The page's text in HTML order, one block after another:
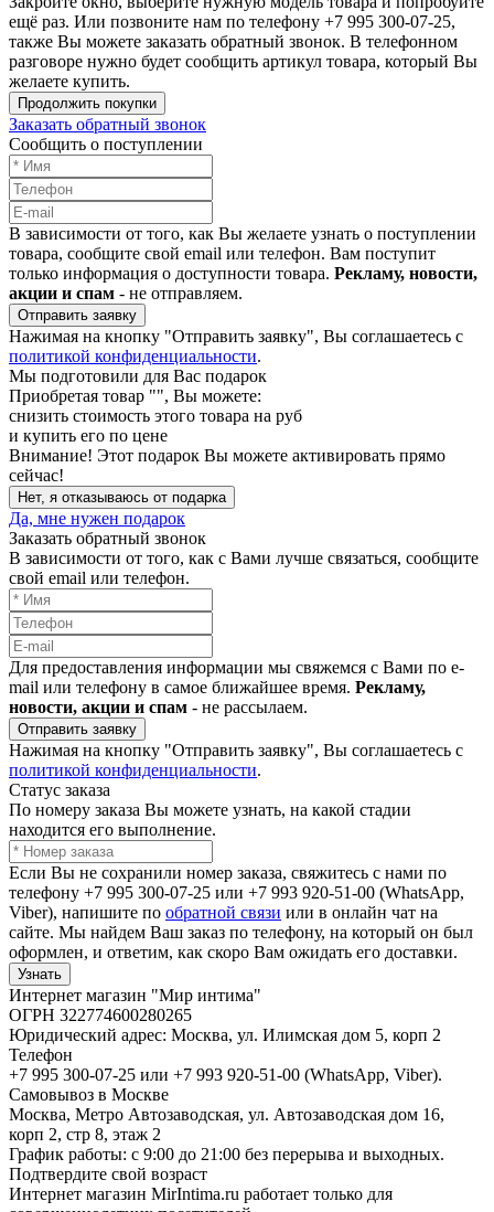
ещё раз. Или позвоните нам по телефону +7 995 300-07-25,
также Вы можете заказать обратный звонок. В телефонном
разговоре нужно будет сообщить артикул товара, который Вы
желаете купить.
Продолжить покупки
Заказать обратный звонок
Сообщить о поступлении
В зависимости от того, как Вы желаете узнать о поступлении
товара, сообщите свой email или телефон. Вам поступит
только информация о доступности товара. Рекламу, новости,
акции и спам - не отправляем.
Отправить заявку
Нажимая на кнопку "Отправить заявку", Вы соглашаетесь с
политикой конфиденциальности.
Мы подготовили для Вас подарок
Приобретая товар "", Вы можете:
снизить стоимость этого товара на руб
и купить его по цене
Внимание! Этот подарок Вы можете активировать прямо
сейчас!
Нет, я отказываюсь от подарка
Да, мне нужен подарок
Заказать обратный звонок
В зависимости от того, как с Вами лучше связаться, сообщите
свой email или телефон.
Для предоставления информации мы свяжемся с Вами по e-
mail или телефону в самое ближайшее время. Рекламу,
новости, акции и спам - не рассылаем.
Отправить заявку
Нажимая на кнопку "Отправить заявку", Вы соглашаетесь с
политикой конфиденциальности.
Статус заказа
По номеру заказа Вы можете узнать, на какой стадии
находится его выполнение.
Если Вы не сохранили номер заказа, свяжитесь с нами по
телефону +7 995 300-07-25 или +7 993 920-51-00 (WhatsApp,
Viber), напишите по обратной связи или в онлайн чат на
сайте. Мы найдем Ваш заказ по телефону, на который он был
оформлен, и ответим, как скоро Вам ожидать его доставки.
Узнать
Интернет магазин "Мир интима"
ОГРН 322774600280265
Юридический адрес: Москва, ул. Илимская дом 5, корп 2
Телефон
+7 995 300-07-25 или +7 993 920-51-00 (WhatsApp, Viber).
Самовывоз в Москве
Москва, Метро Автозаводская, ул. Автозаводская дом 16,
корп 2, стр 8, этаж 2
График работы: с 9:00 до 21:00 без перерыва и выходных.
Подтвердите свой возраст
Интернет магазин MirIntima.ru работает только для